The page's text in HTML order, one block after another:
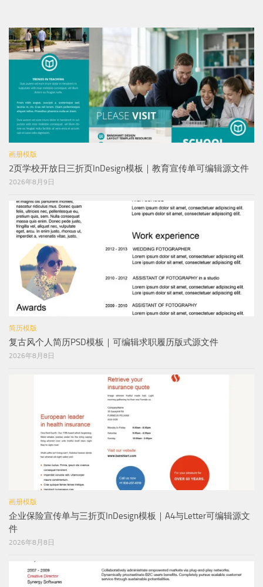
画册模版
2页学校开放日三折页InDesign模板｜教育宣传单可编辑源文件
2026年8月9日
简历模版
复古风个人简历PSD模板｜可编辑求职履历版式源文件
2026年8月8日
画册模版
企业保险宣传单与三折页InDesign模板｜A4与Letter可编辑源文
件
2026年8月8日